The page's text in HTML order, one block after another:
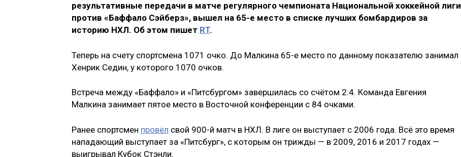
результативные передачи в матче регулярного чемпионата Национальной хоккейной лиги
против «Баффало Сэйберз», вышел на 65-е место в списке лучших бомбардиров за
историю НХЛ. Об этом пишет RT.
Теперь на счету спортсмена 1071 очко. До Малкина 65-е место по данному показателю занимал
Хенрик Седин, у которого 1070 очков.
Встреча между «Баффало» и «Питсбургом» завершилась со счётом 2:4. Команда Евгения
Малкина занимает пятое место в Восточной конференции с 84 очками.
Ранее спортсмен провёл свой 900-й матч в НХЛ. В лиге он выступает с 2006 года. Всё это время
нападающий выступает за «Питсбург», с которым он трижды — в 2009, 2016 и 2017 годах —
выигрывал Кубок Стэнли.